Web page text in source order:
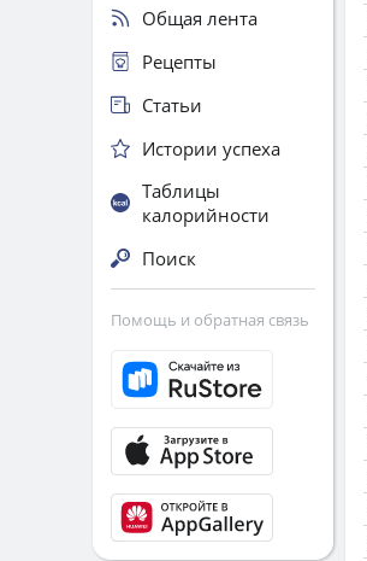
Общая лента
Рецепты
Статьи
Истории успеха
Таблицы
калорийности
Поиск
Помощь и обратная связь